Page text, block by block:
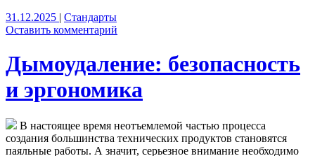
31.12.2025 | Стандарты
Оставить комментарий
Дымоудаление: безопасность
и эргономика
В настоящее время неотъемлемой частью процесса
создания большинства технических продуктов становятся
паяльные работы. А значит, серьезное внимание необходимо